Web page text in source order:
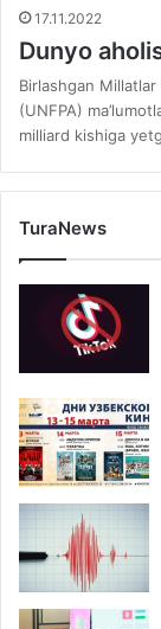
17.11.2022
Dunyo
Birlashgan Millatlar
(UNFPA)
milliard kishiga
TuraNews